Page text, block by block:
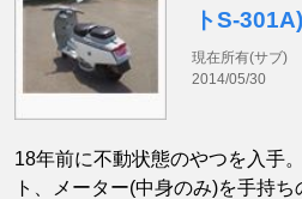
トS‐301A)
現在所有(サブ)
2014/05/30
18年前に不動状態のやつを入手
ト、メーター(中身のみ)を手持ち